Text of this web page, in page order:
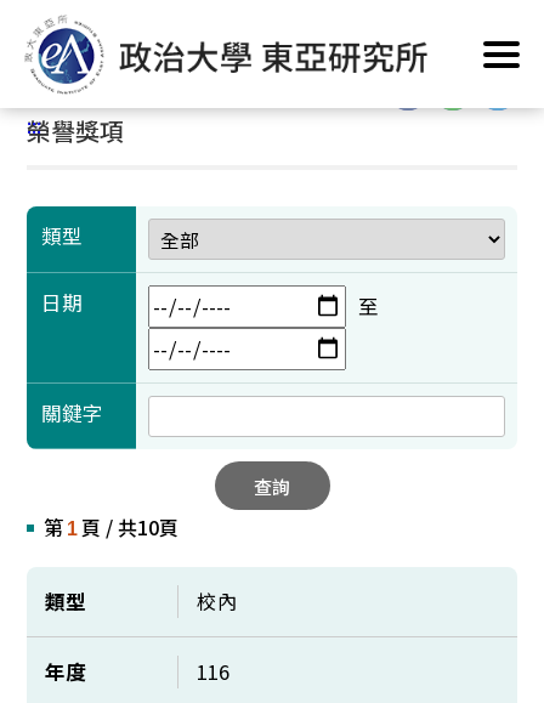
到
要
內
塊
首頁/
:::
:::
榮譽獎項
類型
日期 至
關鍵字
查詢
第 1 頁 / 共10頁
類型 校內
年度 116